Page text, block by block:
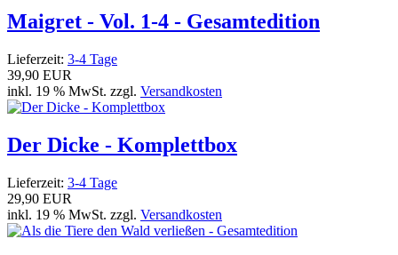
Maigret - Vol. 1-4 - Gesamtedition
Lieferzeit: 3-4 Tage
39,90 EUR
inkl. 19 % MwSt. zzgl. Versandkosten
Der Dicke - Komplettbox
Lieferzeit: 3-4 Tage
29,90 EUR
inkl. 19 % MwSt. zzgl. Versandkosten